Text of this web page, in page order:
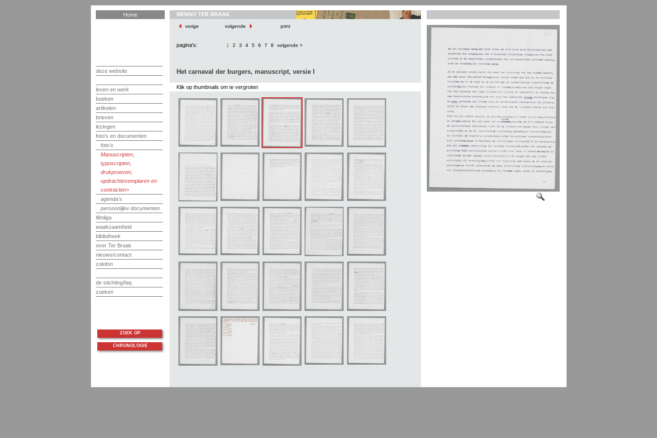
Home
deze website
leven en werk
boeken
artikelen
brieven
lezingen
foto's en documenten
foto's
Manuscripten,
typoscripten,
drukproeven,
opdrachtexemplaren en
contracten
agenda's
persoonlijke documenten
filmliga
waakzaamheid
bibliotheek
over Ter Braak
nieuws/contact
colofon
de stichting/faq
zoeken
MENNO TER BRAAK
vorige volgende print
pagina's: 1 2 3 4 5 6 7 8 volgende >
Het carnaval der burgers, manuscript, versie I
Klik op thumbnails om te vergroten
ZOEK OP
CHRONOLOGIE